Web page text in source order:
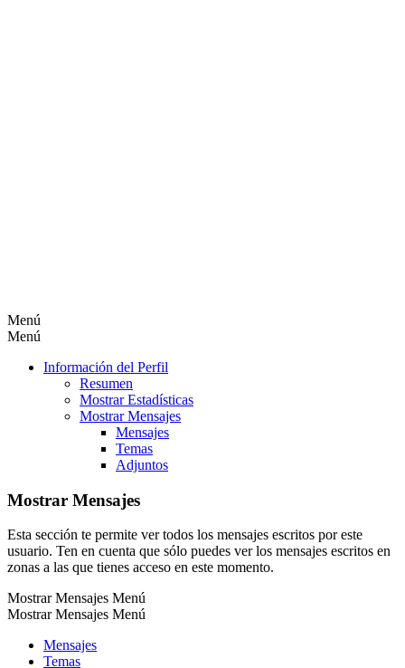
Menú
Menú
Información del Perfil
Resumen
Mostrar Estadísticas
Mostrar Mensajes
Mensajes
Temas
Adjuntos
Mostrar Mensajes
Esta sección te permite ver todos los mensajes escritos por este
usuario. Ten en cuenta que sólo puedes ver los mensajes escritos en
zonas a las que tienes acceso en este momento.
Mostrar Mensajes Menú
Mostrar Mensajes Menú
Mensajes
Temas